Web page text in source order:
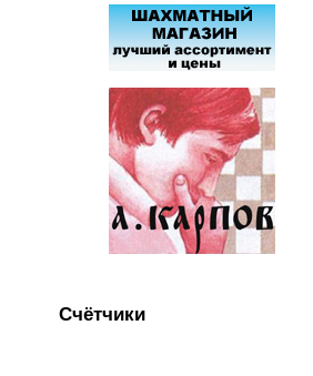
Счётчики